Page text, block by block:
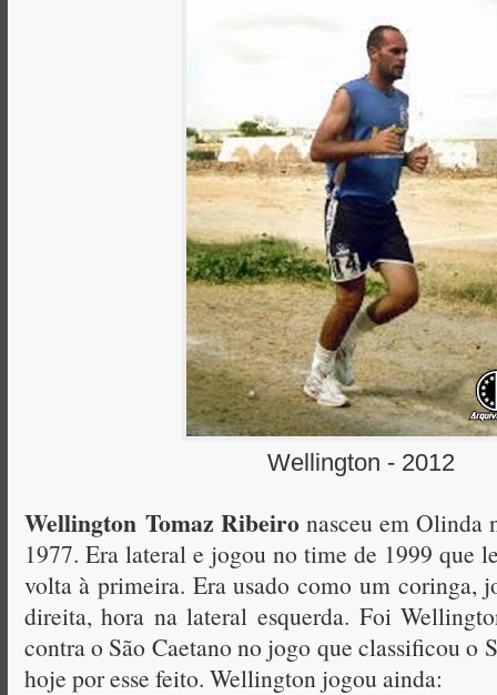
Wellington - 2012
Wellington Tomaz Ribeironasceu em Olinda
1977. Era lateral e jogou no time de 1999 que
volta à primeira. Era usado como um coringa,
direita, hora na lateral esquerda. Foi
contra o São Caetano no jogo que classificou o
hoje por esse feito. Wellington jogou ainda: